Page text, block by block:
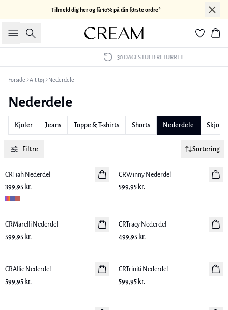
Tilmeld dig her og få 10% på din første ordre*
Søg
30 DAGES FULD RETURRET
Forside Alt tøj Nederdele
Nederdele
Kjoler Jeans Toppe & T-shirts Shorts Nederdele
Filtre Sortering
Nyhed
CRTiah Nederdel
399,95 kr.
Nyhed
CRWinny Nederdel
599,95 kr.
Nyhed
CRMarelli Nederdel
599,95 kr.
Nyhed
CRTracy Nederdel
499,95 kr.
Nyhed
CRAllie Nederdel
599,95 kr.
Nyhed
CRTriniti Nederdel
599,95 kr.